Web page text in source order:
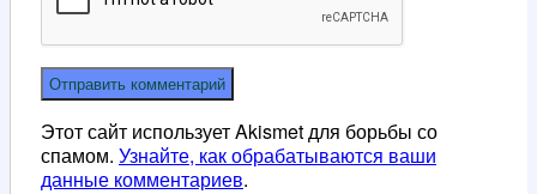
Этот сайт использует Akismet для борьбы со
спамом. Узнайте, как обрабатываются ваши
данные комментариев.